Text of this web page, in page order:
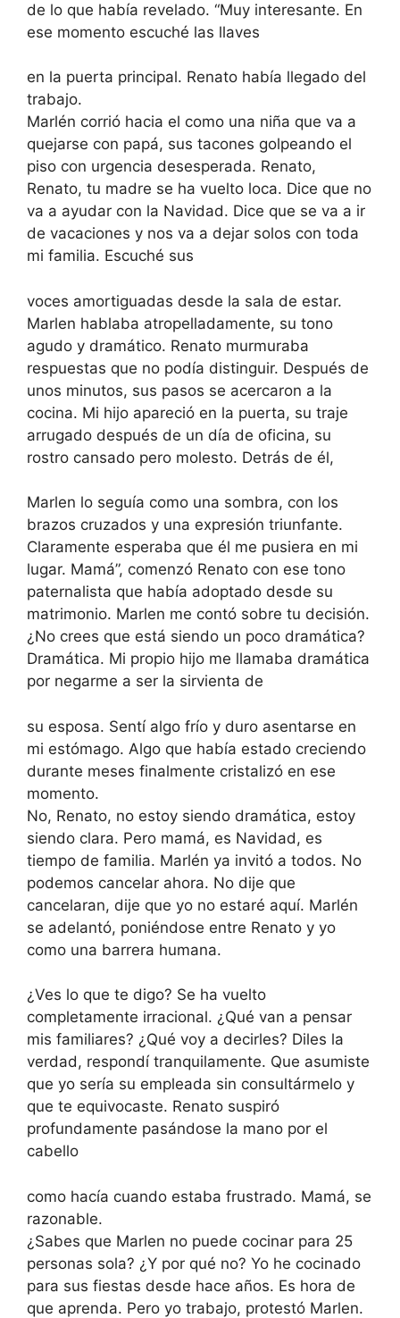
de lo que había revelado. “Muy interesante. En
ese momento escuché las llaves
en la puerta principal. Renato había llegado del
trabajo.
Marlén corrió hacia el como una niña que va a
quejarse con papá, sus tacones golpeando el
piso con urgencia desesperada. Renato,
Renato, tu madre se ha vuelto loca. Dice que no
va a ayudar con la Navidad. Dice que se va a ir
de vacaciones y nos va a dejar solos con toda
mi familia. Escuché sus
voces amortiguadas desde la sala de estar.
Marlen hablaba atropelladamente, su tono
agudo y dramático. Renato murmuraba
respuestas que no podía distinguir. Después de
unos minutos, sus pasos se acercaron a la
cocina. Mi hijo apareció en la puerta, su traje
arrugado después de un día de oficina, su
rostro cansado pero molesto. Detrás de él,
Marlen lo seguía como una sombra, con los
brazos cruzados y una expresión triunfante.
Claramente esperaba que él me pusiera en mi
lugar. Mamá”, comenzó Renato con ese tono
paternalista que había adoptado desde su
matrimonio. Marlen me contó sobre tu decisión.
¿No crees que está siendo un poco dramática?
Dramática. Mi propio hijo me llamaba dramática
por negarme a ser la sirvienta de
su esposa. Sentí algo frío y duro asentarse en
mi estómago. Algo que había estado creciendo
durante meses finalmente cristalizó en ese
momento.
No, Renato, no estoy siendo dramática, estoy
siendo clara. Pero mamá, es Navidad, es
tiempo de familia. Marlén ya invitó a todos. No
podemos cancelar ahora. No dije que
cancelaran, dije que yo no estaré aquí. Marlén
se adelantó, poniéndose entre Renato y yo
como una barrera humana.
¿Ves lo que te digo? Se ha vuelto
completamente irracional. ¿Qué van a pensar
mis familiares? ¿Qué voy a decirles? Diles la
verdad, respondí tranquilamente. Que asumiste
que yo sería su empleada sin consultármelo y
que te equivocaste. Renato suspiró
profundamente pasándose la mano por el
cabello
como hacía cuando estaba frustrado. Mamá, se
razonable.
¿Sabes que Marlen no puede cocinar para 25
personas sola? ¿Y por qué no? Yo he cocinado
para sus fiestas desde hace años. Es hora de
que aprenda. Pero yo trabajo, protestó Marlen.